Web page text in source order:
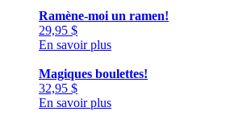
Ramène-moi un ramen!
29,95 $
En savoir plus
Magiques boulettes!
32,95 $
En savoir plus